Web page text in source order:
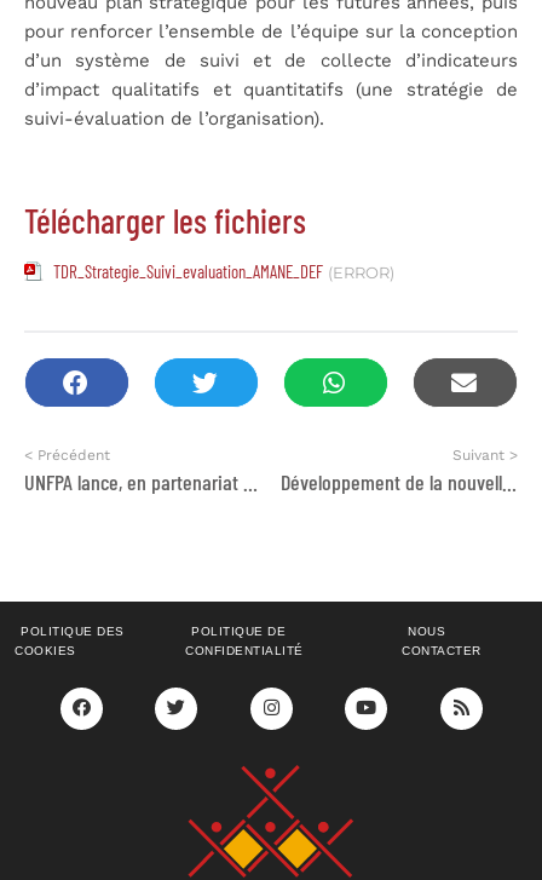
pour renforcer l’ensemble de l’équipe sur la conception
d’un système de suivi et de collecte d’indicateurs
d’impact qualitatifs et quantitatifs (une stratégie de
suivi-évaluation de l’organisation).
Télécharger les fichiers
TDR_Strategie_Suivi_evaluation_AMANE_DEF (ERROR)
< Précédent Suivant >
Développement de la nouvelle stratégie d’AMANE et de la conception d’un système de suivi-évaluation et de collecte des indicateurs d’impact d’AMANE
POLITIQUE DES
COOKIES
POLITIQUE DE
CONFIDENTIALITÉ
NOUS
CONTACTER